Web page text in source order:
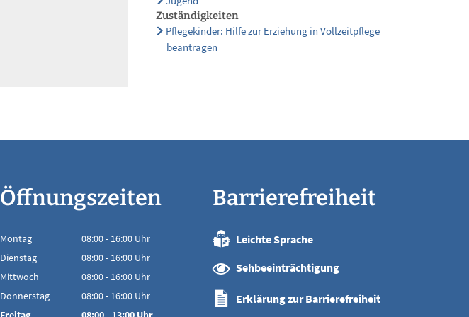
Zuständigkeiten
Pflegekinder: Hilfe zur Erziehung in Vollzeitpflege
beantragen
Öffnungszeiten
Montag 08:00- 16:00 Uhr
Von 08:00 bis 16:00 Uhr
Dienstag 08:00- 16:00 Uhr
Von 08:00 bis 16:00 Uhr
Mittwoch 08:00- 16:00 Uhr
Von 08:00 bis 16:00 Uhr
Donnerstag 08:00- 16:00 Uhr
Von 08:00 bis 16:00 Uhr
Barrierefreiheit
Leichte Sprache
Sehbeeinträchtigung
Erklärung zur Barrierefreiheit